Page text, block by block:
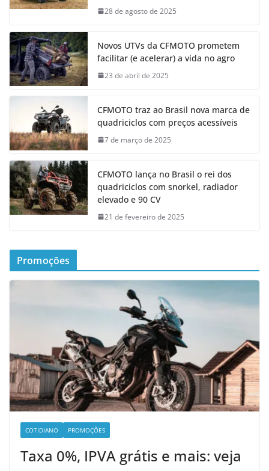
28 de agosto de 2025
Novos UTVs da CFMOTO prometem
facilitar (e acelerar) a vida no agro
23 de abril de 2025
CFMOTO traz ao Brasil nova marca de
quadriciclos com preços acessíveis
7 de março de 2025
CFMOTO lança no Brasil o rei dos
quadriciclos com snorkel, radiador
elevado e 90 CV
21 de fevereiro de 2025
Promoções
COTIDIANO PROMOÇÕES
Taxa 0%, IPVA grátis e mais: veja